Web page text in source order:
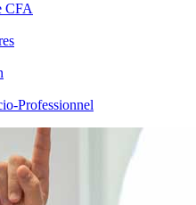
CFA
Professionnel